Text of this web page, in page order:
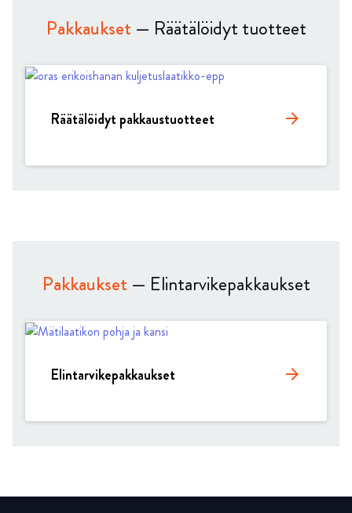
Pakkaukset— Räätälöidyt tuotteet
Räätälöidyt pakkaustuotteet arrow_forward
Pakkaukset— Elintarvikepakkaukset
Elintarvikepakkaukset arrow_forward